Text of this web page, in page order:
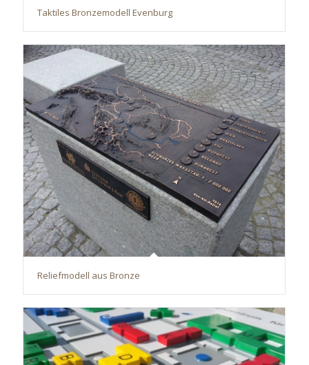
Taktiles Bronzemodell Evenburg
Reliefmodell aus Bronze